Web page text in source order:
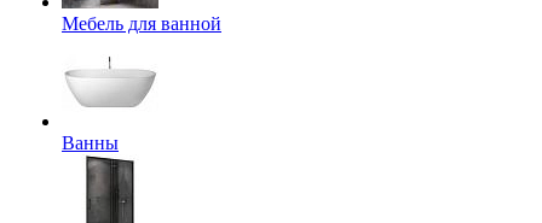
Мебель для ванной
Ванны